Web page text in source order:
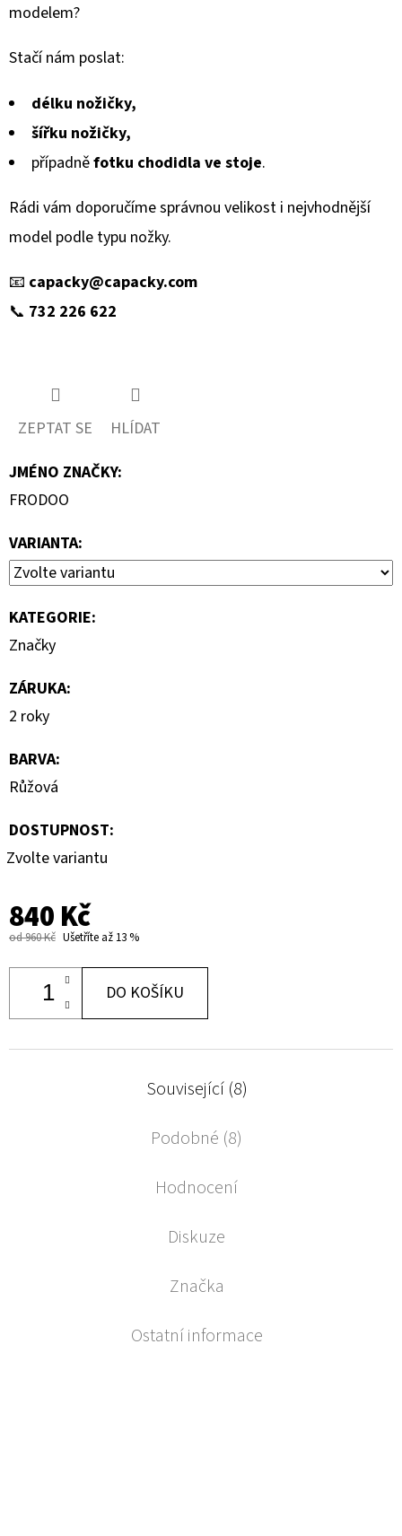
modelem?
Stačí nám poslat:
délku nožičky,
šířku nožičky,
případněfotku chodidla ve stoje.
Rádi vám doporučíme správnou velikost i nejvhodnější
model podle typu nožky.
📧 capacky@capacky.com
📞 732 226 622
ZEPTAT SE
HLÍDAT
JMÉNO ZNAČKY:
FRODOO
VARIANTA:
KATEGORIE:
Značky
ZÁRUKA:
2 roky
BARVA:
Růžová
DOSTUPNOST:
Zvolte variantu
840 Kč
od 960 Kč Ušetříte až 13 %
DO KOŠÍKU
Související (8)
Podobné (8)
Hodnocení
Diskuze
Značka
Ostatní informace